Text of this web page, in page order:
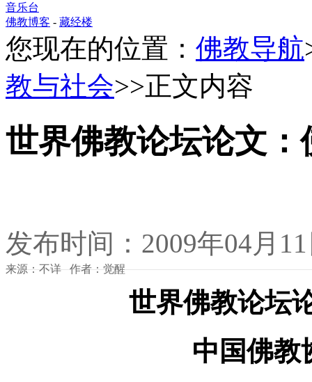
音乐台
佛教博客 - 藏经楼
您现在的位置： 佛教导航
教与社会>>正文内容
世界佛教论坛论文：
发布时间：2009年04月
来源：不详 作者：觉醒
世界佛教论坛
中国佛教